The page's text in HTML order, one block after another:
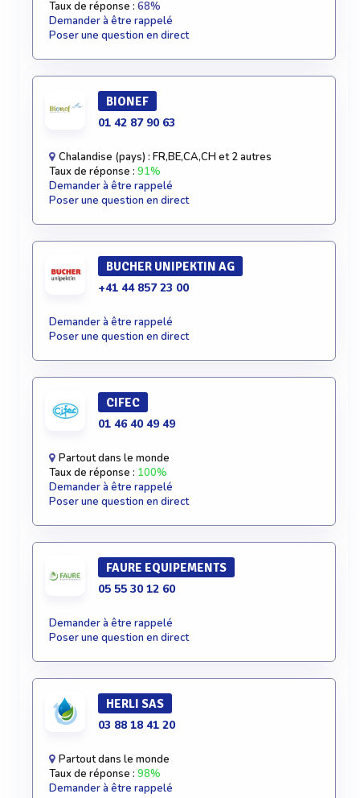
Taux de réponse : 68%
Demander à être rappelé
Poser une question en direct
BIONEF
01 42 87 90 63
Chalandise (pays) : FR,BE,CA,CH et 2 autres
Taux de réponse : 91%
Demander à être rappelé
Poser une question en direct
BUCHER UNIPEKTIN AG
+41 44 857 23 00
Demander à être rappelé
Poser une question en direct
CIFEC
01 46 40 49 49
Partout dans le monde
Taux de réponse : 100%
Demander à être rappelé
Poser une question en direct
FAURE EQUIPEMENTS
05 55 30 12 60
Demander à être rappelé
Poser une question en direct
HERLI SAS
03 88 18 41 20
Partout dans le monde
Taux de réponse : 98%
Demander à être rappelé